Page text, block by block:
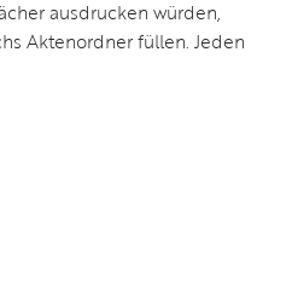
ausdrucken würden,
Aktenordner füllen. Jeden